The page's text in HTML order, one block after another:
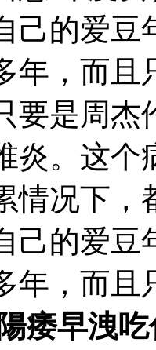
己的爱豆
年，而且
要是周杰
炎。这
情况下
己的爱豆
年，而且
陽痿早洩